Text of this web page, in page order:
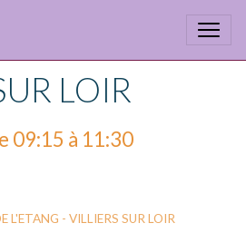
LOIR
09:15 à 11:30
L'ETANG - VILLIERS SUR LOIR